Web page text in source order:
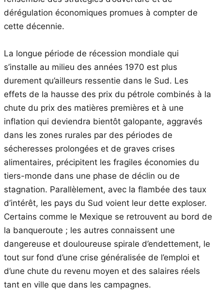
dérégulation économiques promues à compter de
cette décennie.
La longue période de récession mondiale qui
s’installe au milieu des années 1970 est plus
durement qu’ailleurs ressentie dans le Sud. Les
effets de la hausse des prix du pétrole combinés à la
chute du prix des matières premières et à une
inflation qui deviendra bientôt galopante, aggravés
dans les zones rurales par des périodes de
sécheresses prolongées et de graves crises
alimentaires, précipitent les fragiles économies du
tiers-monde dans une phase de déclin ou de
stagnation. Parallèlement, avec la flambée des taux
d’intérêt, les pays du Sud voient leur dette exploser.
Certains comme le Mexique se retrouvent au bord de
la banqueroute ; les autres connaissent une
dangereuse et douloureuse spirale d’endettement, le
tout sur fond d’une crise généralisée de l’emploi et
d’une chute du revenu moyen et des salaires réels
tant en ville que dans les campagnes.